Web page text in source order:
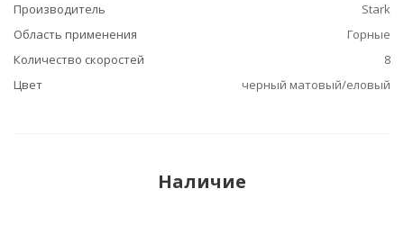
Производитель
Stark
Область применения
Горные
Количество скоростей
8
Цвет
черный матовый/еловый
Наличие